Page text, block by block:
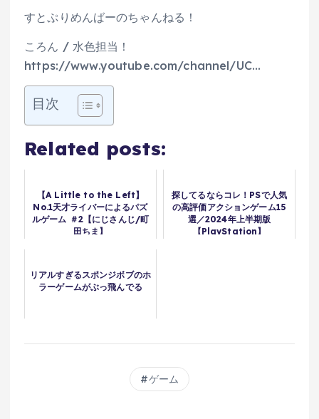
すとぷりめんばーのちゃんねる！
ころん / 水色担当！
https://www.youtube.com/channel/UC…
目次
Related posts:
【A Little to the Left】
No.1天才ライバーによるパズ
ルゲーム ＃2【にじさんじ/町
田ちま】
探してるならコレ！PSで人気
の高評価アクションゲーム15
選／2024年上半期版
【PlayStation】
リアルすぎるスポンジボブのホ
ラーゲームがぶっ飛んでる
ゲーム